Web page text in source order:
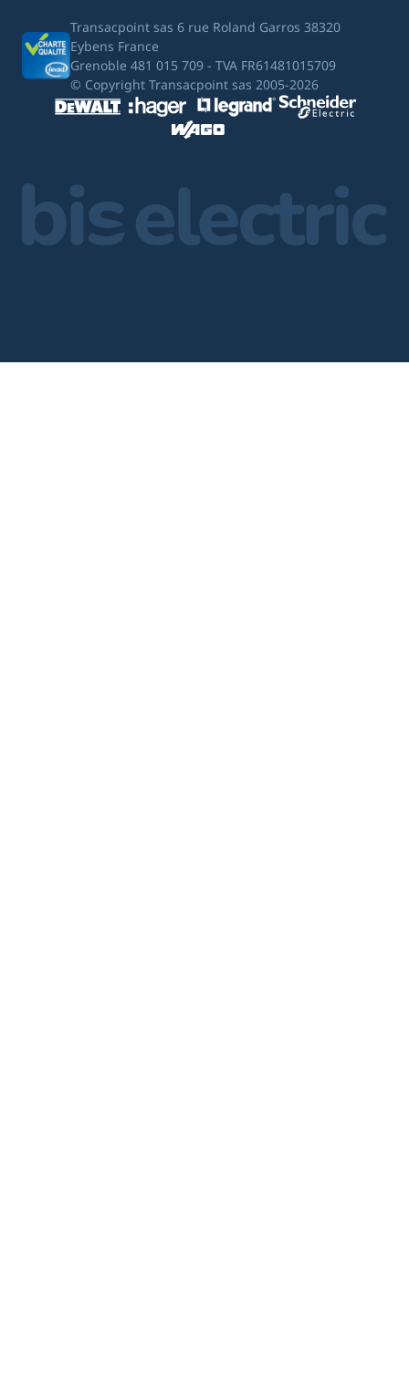
Transacpoint sas 6 rue Roland Garros 38320
Eybens France
Grenoble 481 015 709 - TVA FR61481015709
© Copyright Transacpoint sas 2005-2026